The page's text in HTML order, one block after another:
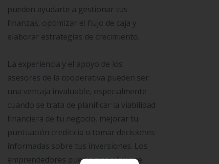
pueden ayudarte a gestionar tus
finanzas, optimizar el flujo de caja y
elaborar estrategias de crecimiento.
La experiencia y el apoyo de los
asesores de la cooperativa pueden ser
una ventaja invaluable, especialmente
cuando se trata de planificar la viabilidad
financiera de tu negocio, mejorar tu
puntuación crediticia o tomar decisiones
informadas sobre tus inversiones. Los
emprendedores pueden beneficiarse